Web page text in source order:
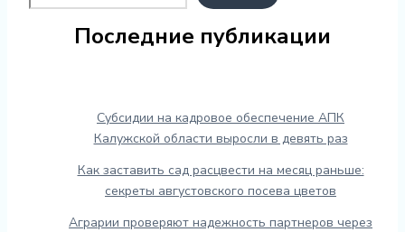
Последние публикации
Субсидии на кадровое обеспечение АПК
Калужской области выросли в девять раз
Как заставить сад расцвести на месяц раньше:
секреты августовского посева цветов
Аграрии проверяют надежность партнеров через